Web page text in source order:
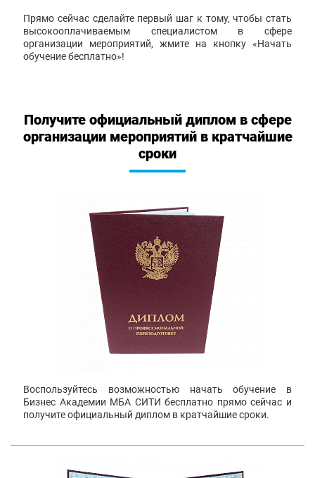
Прямо сейчас сделайте первый шаг к тому, чтобы стать
высокооплачиваемым специалистом в сфере
организации мероприятий, жмите на кнопку «Начать
обучение бесплатно»!
Получите официальный диплом в сфере
организации мероприятий в кратчайшие
сроки
Воспользуйтесь возможностью начать обучение в
Бизнес Академии МБА СИТИ бесплатно прямо сейчас и
получите официальный диплом в кратчайшие сроки.